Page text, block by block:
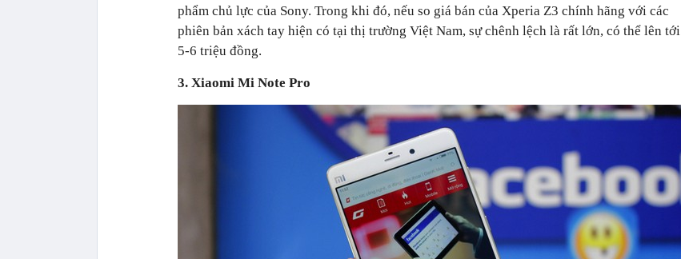
phẩm chủ lực của Sony. Trong khi đó, nếu so giá bán của Xperia Z3 chính hãng với các
phiên bản xách tay hiện có tại thị trường Việt Nam, sự chênh lệch là rất lớn, có thể lên tới
5-6 triệu đồng.
3. Xiaomi Mi Note Pro